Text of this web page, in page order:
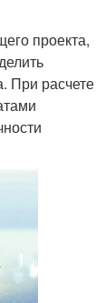
проекта,
При расчете